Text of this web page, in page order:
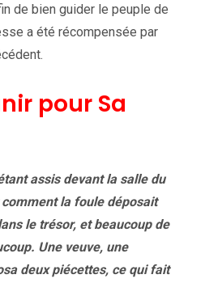
de bien guider le peuple de
a été récompensée par
pour Sa
assis devant la salle du
la foule déposait
le trésor, et beaucoup de
Une veuve, une
deux piécettes, ce qui fait